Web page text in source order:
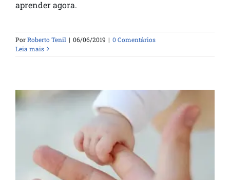
aprender agora.
PorRoberto Tenil | 06/06/2019 | 0 Comentários
Leia mais
Mãe, confie completamente no que
Deus pode fazer